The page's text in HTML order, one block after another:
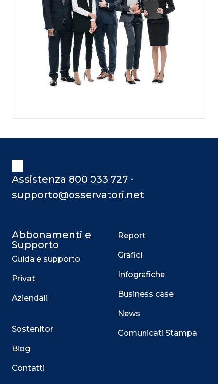
Assistenza 800 033 727 -
supporto@osservatori.net
Abbonamenti e
Supporto
Guida e supporto
Privati
Aziendali
Sostenitori
Blog
Contatti
Report
Grafici
Infografiche
Business case
News
Comunicati Stampa